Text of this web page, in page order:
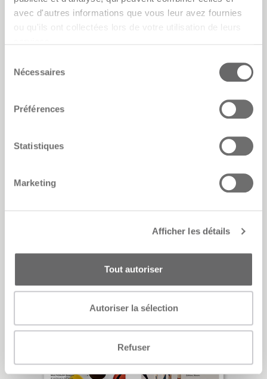
avec d'autres informations que vous leur avez fournies
ou qu'ils ont collectées lors de votre utilisation de leurs
Nécessaires
Préférences
Statistiques
Marketing
Afficher les détails
Tout autoriser
Autoriser la sélection
Refuser